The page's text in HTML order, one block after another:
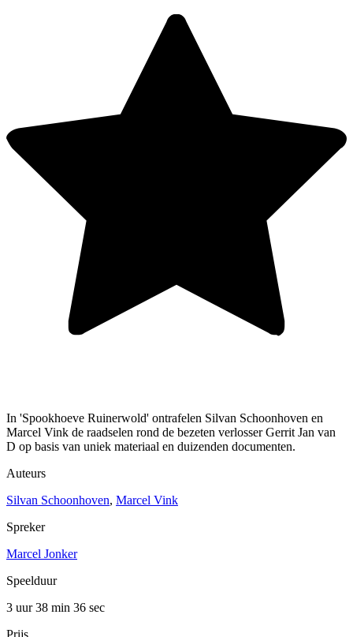
In 'Spookhoeve Ruinerwold' ontrafelen Silvan Schoonhoven en
Marcel Vink de raadselen rond de bezeten verlosser Gerrit Jan van
D op basis van uniek materiaal en duizenden documenten.
Auteurs
Silvan Schoonhoven, Marcel Vink
Spreker
Marcel Jonker
Speelduur
3 uur 38 min 36 sec
Prijs